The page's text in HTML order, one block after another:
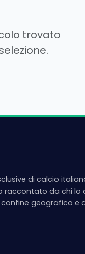
trovato
di calcio
raccontato da chi lo
geografico e